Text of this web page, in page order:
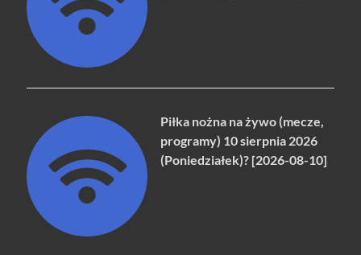
Piłka nożna na żywo (mecze,
programy) 10 sierpnia 2026
(Poniedziałek)? [2026-08-10]